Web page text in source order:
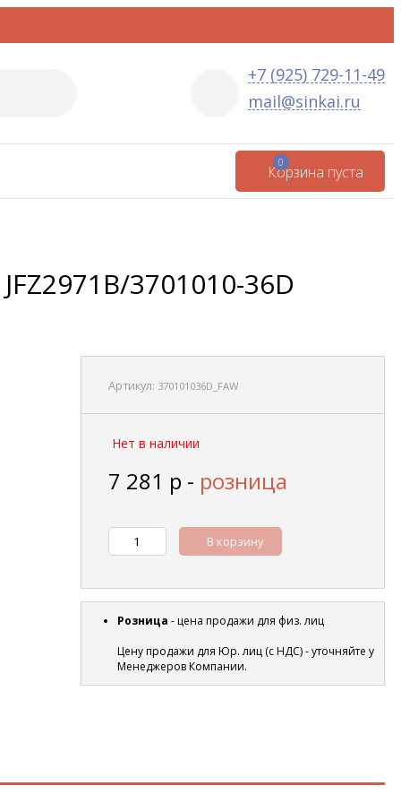
+7 (925) 729-11-49
mail@sinkai.ru
Корзина пуста
0
3701010-36D
Артикул: 370101036D_FAW
Нет в наличии
7 281 р - розница
В корзину
Розница - цена продажи для физ. лиц
Цену продажи для Юр. лиц (с НДС) - уточняйте у
Менеджеров Компании.